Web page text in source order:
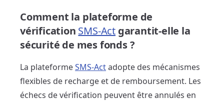
Comment la plateforme de
vérification SMS-Act garantit-elle la
sécurité de mes fonds ?
La plateformeSMS-Actadopte des mécanismes
flexibles de recharge et de remboursement. Les
échecs de vérification peuvent être annulés en